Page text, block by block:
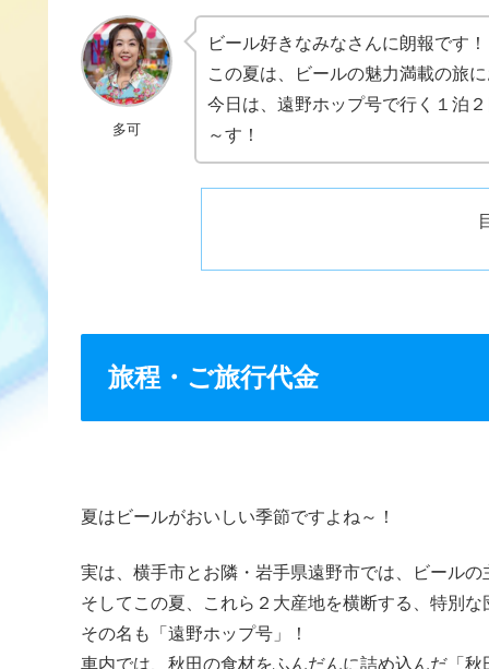
多可
ビール好きなみなさんに朗報です！
この夏は、ビールの魅力満載の旅
今日は、遠野ホップ号で行く１泊
～す！
旅程・ご旅行代金
夏はビールがおいしい季節ですよね～！
実は、横手市とお隣・岩手県遠野市では、ビール
そしてこの夏、これら２大産地を横断する、特別な
その名も「遠野ホップ号」！
車内では、秋田の食材をふんだんに詰め込んだ「